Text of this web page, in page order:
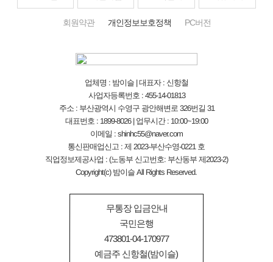
회원약관 개인정보보호정책 PC버전
업체명 : 밤이슬 | 대표자 : 신항철
사업자등록번호 : 455-14-01813
주소 : 부산광역시 수영구 광안해변로 326번길 31
대표번호 : 1899-8026 | 업무시간 : 10:00~19:00
이메일 : shinhc55@naver.com
통신판매업신고 : 제 2023-부산수영-0221 호
직업정보제공사업 : (노동부 신고번호: 부산동부 제2023-2)
Copyright(c) 밤이슬 All Rights Reserved.
무통장 입금안내
국민은행
473801-04-170977
예금주 신항철(밤이슬)